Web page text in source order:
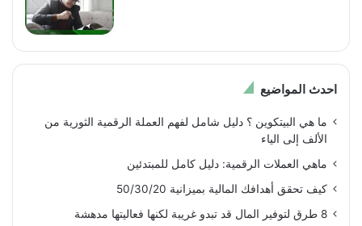
احدث المواضيع
ما هي البيتكوين ؟ دليل شامل لفهم العملة الرقمية الثورية من
الألف إلى الياء
ماهي العملات الرقمية: دليل كامل للمبتدئين
كيف تحقق أهدافك المالية بميزانية 50/30/20
8 طرق لتوفير المال قد تبدو غريبة لكنها فعاليتها مدهشة